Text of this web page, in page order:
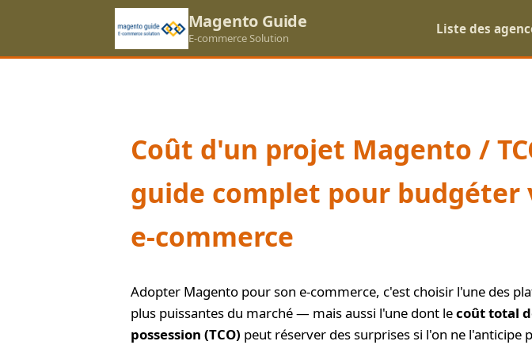
Magento Guide
E-commerce Solution
Liste des
Coût d'un projet Magento /
guide complet pour budgéter
e-commerce
Adopter Magento pour son e-commerce, c'est choisir l'une des
plus puissantes du marché — mais aussi l'une dont lecoût total
possession (TCO) peut réserver des surprises si l'on ne l'anticipe